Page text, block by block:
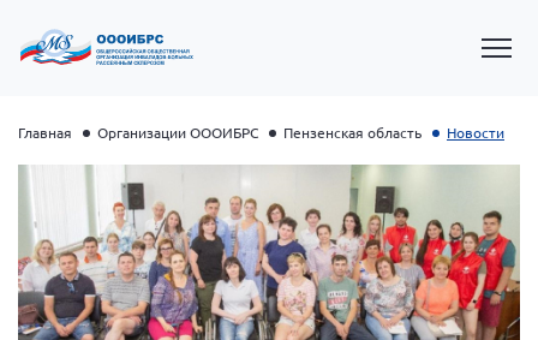
Главная Организации ОООИБРС Пензенская область Новости